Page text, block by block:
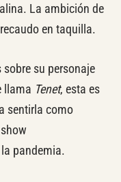
La ambición de
en taquilla.
su personaje
llama Tenet, esta es
sentirla como
pandemia.